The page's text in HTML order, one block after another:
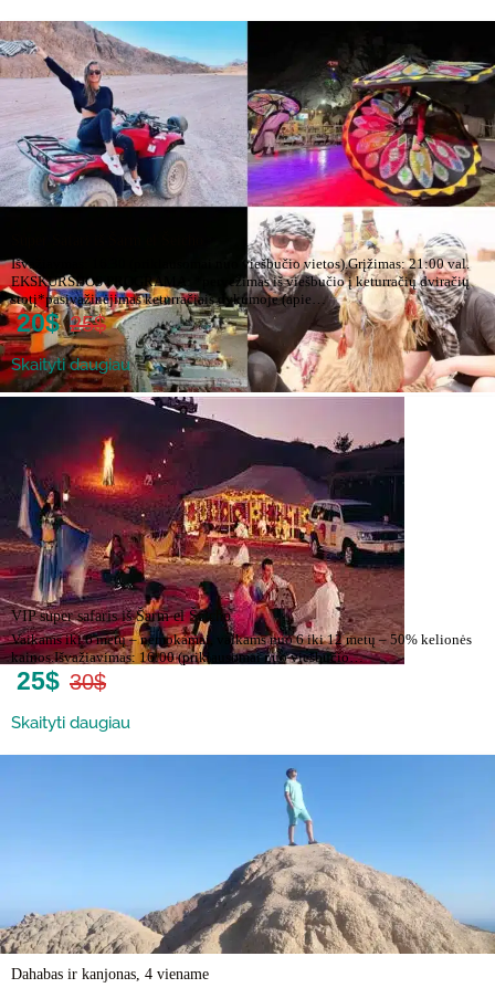
Išvažiavmas: 16.30 (priklausomai nuo viešbučio vietos).Grįžimas: 21:00 val.
EKSKURSIJOS PROGRAMA: *pervežimas iš viešbučio į keturračių dviračių
stotį*pasivažinėjimas keturračiais dykumoje (apie…
20$ 25$
Skaityti daugiau
VIP super safaris iš Šarm el Šeicho
Vaikams iki 6 metų – nemokamai, vaikams nuo 6 iki 12 metų – 50% kelionės
kainos.Išvažiavimas: 16:00 (priklausomai nuo viešbučio…
25$ 30$
Skaityti daugiau
Dahabas ir kanjonas, 4 viename